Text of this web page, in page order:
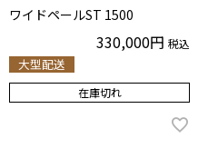
ワイドペールST 1500
330,000 税込
大型配送
在庫切れ